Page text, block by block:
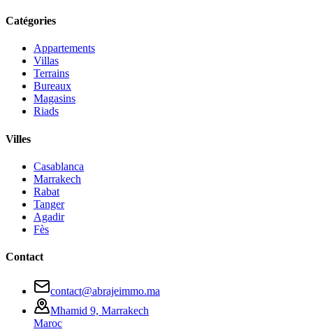
Catégories
Appartements
Villas
Terrains
Bureaux
Magasins
Riads
Villes
Casablanca
Marrakech
Rabat
Tanger
Agadir
Fès
Contact
contact@abrajeimmo.ma
Mhamid 9, Marrakech
Maroc